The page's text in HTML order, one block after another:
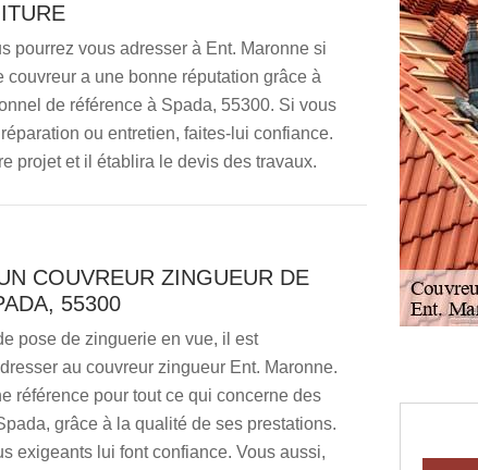
pourrez vous adresser à Ent. Maronne si
a une bonne réputation grâce à
de référence à Spada, 55300. Si vous
ou entretien, faites-lui confiance.
projet et il établira le devis des travaux.
COUVREUR ZINGUEUR DE
55300
pose de zinguerie en vue, il est
au couvreur zingueur Ent. Maronne.
référence pour tout ce qui concerne des
grâce à la qualité de ses prestations.
exigeants lui font confiance. Vous aussi,